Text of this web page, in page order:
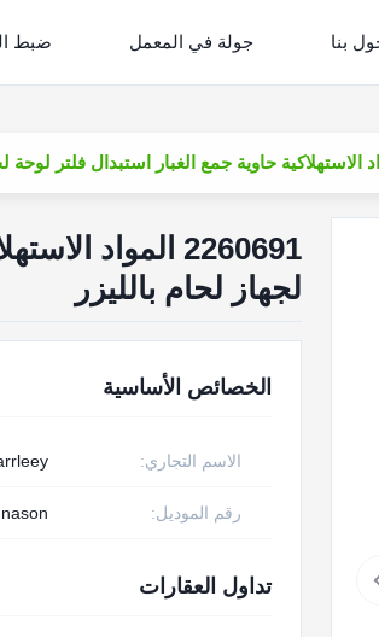
بنا جولة في المعمل ضبط
2260691
لجهاز لحام بالليزر
الخصائص الأساسية
الاسم التجاري:
رقم الموديل:
تداول العقارات